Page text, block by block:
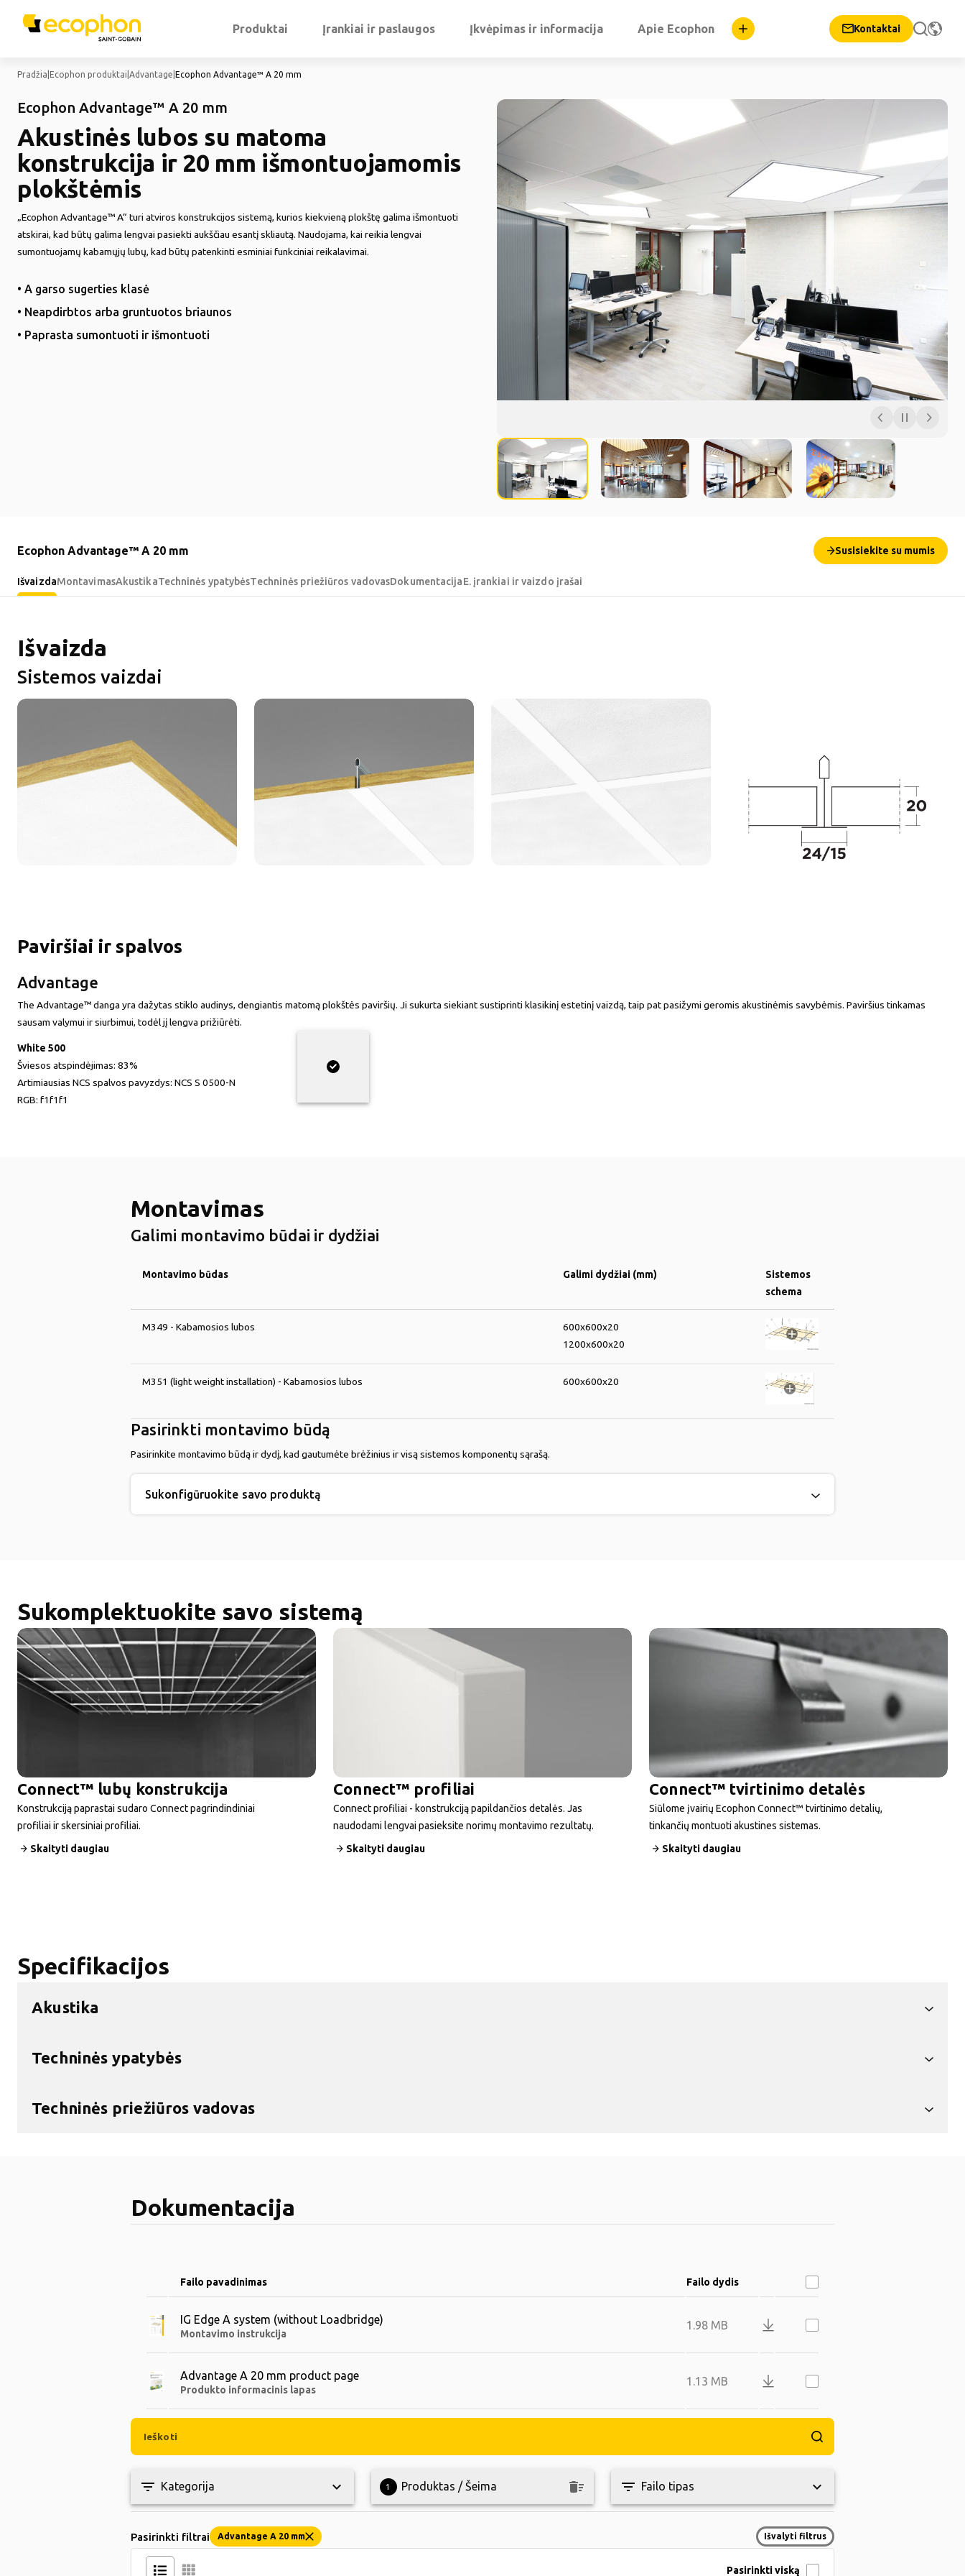
Produktai Įrankiai ir paslaugos Įkvėpimas ir informacija Apie Ecophon Kontaktai
Pradžia Ecophon produktai Advantage Ecophon Advantage™ A 20 mm
Ecophon Advantage™ A 20 mm
Akustinės lubos su matoma
konstrukcija ir 20 mm išmontuojamomis
plokštėmis
„Ecophon Advantage™ A“ turi atviros konstrukcijos sistemą, kurios kiekvieną plokštę galima išmontuoti
atskirai, kad būtų galima lengvai pasiekti aukščiau esantį skliautą. Naudojama, kai reikia lengvai
sumontuojamų kabamųjų lubų, kad būtų patenkinti esminiai funkciniai reikalavimai.
• A garso sugerties klasė
• Neapdirbtos arba gruntuotos briaunos
• Paprasta sumontuoti ir išmontuoti
Ecophon Advantage™ A 20 mm Susisiekite su mumis
IšvaizdaMontavimasAkustikaTechninės ypatybėsTechninės priežiūros vadovasDokumentacijaE. įrankiai ir vaizdo įrašai
Išvaizda
Sistemos vaizdai
Paviršiai ir spalvos
Advantage
The Advantage™ danga yra dažytas stiklo audinys, dengiantis matomą plokštės paviršių. Ji sukurta siekiant sustiprinti klasikinį estetinį vaizdą, taip pat pasižymi geromis akustinėmis savybėmis. Paviršius tinkamas
sausam valymui ir siurbimui, todėl jį lengva prižiūrėti.
White 500
Šviesos atspindėjimas: 83%
Artimiausias NCS spalvos pavyzdys: NCS S 0500-N
RGB: f1f1f1
Montavimas
Galimi montavimo būdai ir dydžiai
Montavimo būdas Galimi dydžiai (mm)
Sistemos
schema
M349 - Kabamosios lubos
600x600x20
1200x600x20
M351 (light weight installation) - Kabamosios lubos 600x600x20
Pasirinkti montavimo būdą
Pasirinkite montavimo būdą ir dydį, kad gautumėte brėžinius ir visą sistemos komponentų sąrašą.
Sukonfigūruokite savo produktą
Sukomplektuokite savo sistemą
Connect™ lubų konstrukcija
Konstrukciją paprastai sudaro Connect pagrindindiniai
profiliai ir skersiniai profiliai.
Skaityti daugiau
Connect™ profiliai
Connect profiliai - konstrukciją papildančios detalės. Jas
naudodami lengvai pasieksite norimų montavimo rezultatų.
Skaityti daugiau
Connect™ tvirtinimo detalės
Siūlome įvairių Ecophon Connect™ tvirtinimo detalių,
tinkančių montuoti akustines sistemas.
Skaityti daugiau
Specifikacijos
Akustika
Techninės ypatybės
Techninės priežiūros vadovas
Dokumentacija
Failo pavadinimas Failo dydis
IG Edge A system (without Loadbridge)
Montavimo instrukcija
1.98 MB
Advantage A 20 mm product page
Produkto informacinis lapas
1.13 MB
filter_list Kategorija keyboard_arrow_down 1 Produktas / Šeima keyboard_arrow_down
delete_sweep filter_list Failo tipas keyboard_arrow_down
Pasirinkti filtrai Advantage A 20 mm Išvalyti filtrus
Pasirinkti viską